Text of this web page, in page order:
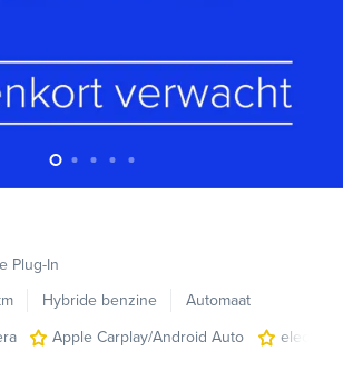
Plug-In
Hybride benzine
Automaat
Apple Carplay/Android Auto